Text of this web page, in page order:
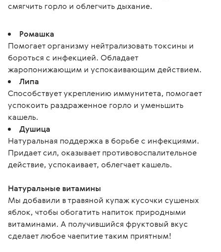
смягчить горло и облегчить дыхание.
Ромашка
Помогает организму нейтрализовать токсины и
бороться с инфекцией. Обладает
жаропонижающим и успокаивающим действием.
Липа
Способствует укреплению иммунитета, помогает
успокоить раздраженное горло и уменьшить
кашель.
Душица
Натуральная поддержка в борьбе с инфекциями.
Придает сил, оказывает противовоспалительное
действие, успокаивает, облегчает кашель.
Натуральные витамины
Мы добавили в травяной купаж кусочки сушеных
яблок, чтобы обогатить напиток природными
витаминами. А получившийся фруктовый вкус
сделает любое чаепитие таким приятным!